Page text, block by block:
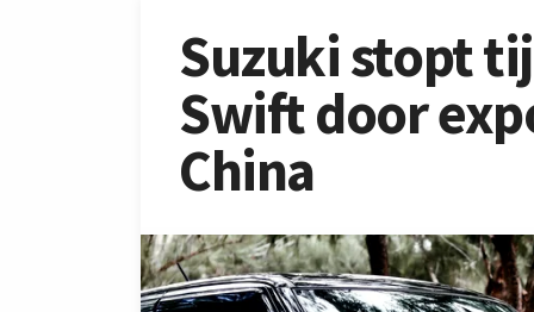
Suzuki stopt
Swift door
China